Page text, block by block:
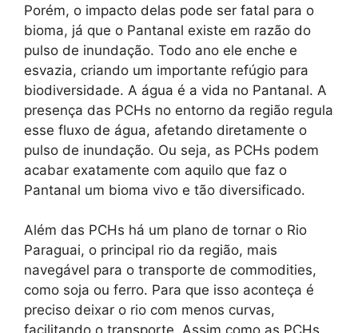
Porém, o impacto delas pode ser fatal para o
bioma, já que o Pantanal existe em razão do
pulso de inundação. Todo ano ele enche e
esvazia, criando um importante refúgio para
biodiversidade. A água é a vida no Pantanal. A
presença das PCHs no entorno da região regula
esse fluxo de água, afetando diretamente o
pulso de inundação. Ou seja, as PCHs podem
acabar exatamente com aquilo que faz o
Pantanal um bioma vivo e tão diversificado.
Além das PCHs há um plano de tornar o Rio
Paraguai, o principal rio da região, mais
navegável para o transporte de commodities,
como soja ou ferro. Para que isso aconteça é
preciso deixar o rio com menos curvas,